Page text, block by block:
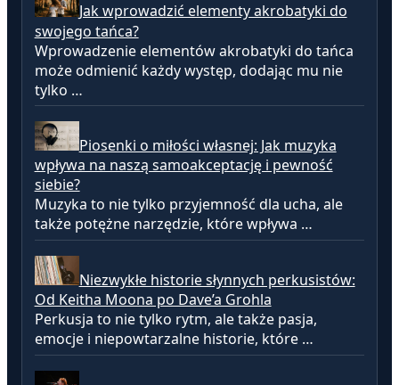
Jak wprowadzić elementy akrobatyki do
swojego tańca?
Wprowadzenie elementów akrobatyki do tańca
może odmienić każdy występ, dodając mu nie
tylko …
Piosenki o miłości własnej: Jak muzyka
wpływa na naszą samoakceptację i pewność
siebie?
Muzyka to nie tylko przyjemność dla ucha, ale
także potężne narzędzie, które wpływa …
Niezwykłe historie słynnych perkusistów:
Od Keitha Moona po Dave’a Grohla
Perkusja to nie tylko rytm, ale także pasja,
emocje i niepowtarzalne historie, które …